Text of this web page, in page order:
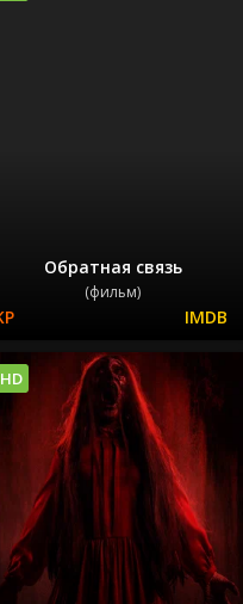
Обратная связь
(фильм)
HD